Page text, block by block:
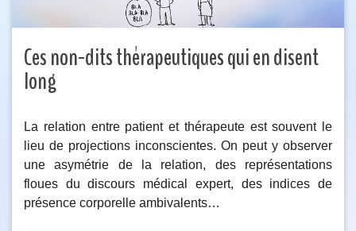
Ces non-dits thérapeutiques qui en disent
long
La relation entre patient et thérapeute est souvent le
lieu de projections inconscientes. On peut y observer
une asymétrie de la relation, des représentations
floues du discours médical expert, des indices de
présence corporelle ambivalents…